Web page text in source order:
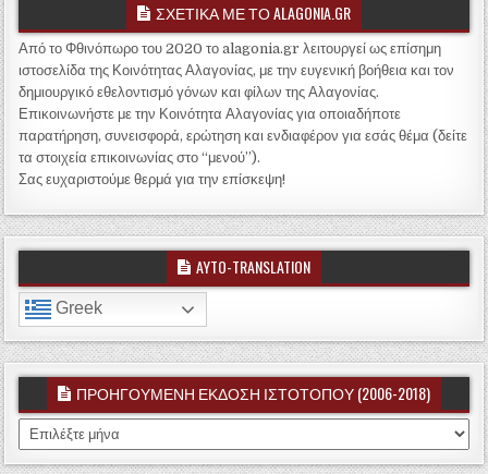
ΣΧΕΤΙΚΑ ΜΕ ΤΟ ALAGONIA.GR
Από το Φθινόπωρο του 2020 το alagonia.gr λειτουργεί ως επίσημη
ιστοσελίδα της Κοινότητας Αλαγονίας, με την ευγενική βοήθεια και τον
δημιουργικό εθελοντισμό γόνων και φίλων της Αλαγονίας.
Επικοινωνήστε με την Κοινότητα Αλαγονίας για οποιαδήποτε
παρατήρηση, συνεισφορά, ερώτηση και ενδιαφέρον για εσάς θέμα (δείτε
τα στοιχεία επικοινωνίας στο “μενού”).
Σας ευχαριστούμε θερμά για την επίσκεψη!
AYTO-TRANSLATION
Greek
ΠΡΟΗΓΟΥΜΕΝΗ ΕΚΔΟΣΗ ΙΣΤΟΤΟΠΟΥ (2006-2018)
ΠΡΟΗΓΟΥΜΕΝΗ ΕΚΔΟΣΗ ΙΣΤΟΤΟΠΟΥ (2006-2018)